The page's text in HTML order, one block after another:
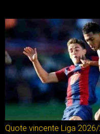
Quote vincente Liga